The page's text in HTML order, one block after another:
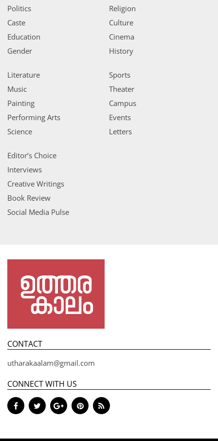
Politics
Caste
Education
Gender
Religion
Culture
Cinema
History
Literature
Music
Painting
Performing Arts
Science
Sports
Theater
Campus
Events
Letters
Editor’s Choice
Interviews
Creative Writings
Book Review
Social Media Pulse
CONTACT
utharakaalam@gmail.com
CONNECT WITH US